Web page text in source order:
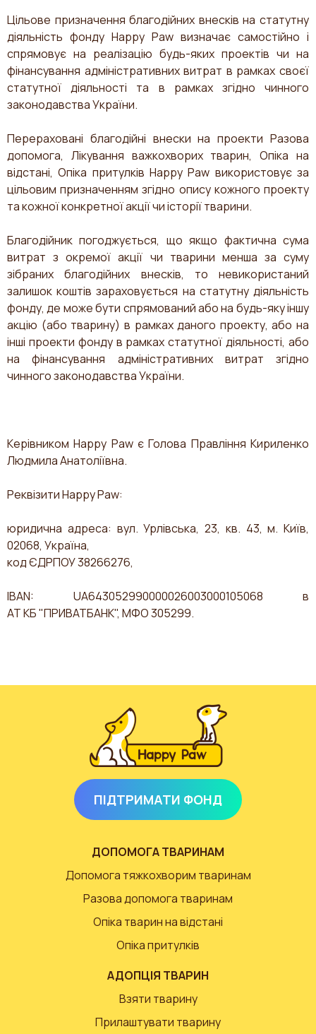
Цільове призначення благодійних внесків на статутну
діяльність фонду Happy Paw визначає самостійно і
спрямовує на реалізацію будь-яких проектів чи на
фінансування адміністративних витрат в рамках своєї
статутної діяльності та в рамках згідно чинного
законодавства України.
Перераховані благодійні внески на проекти Разова
допомога, Лікування важкохворих тварин, Опіка на
відстані, Опіка притулків Happy Paw використовує за
цільовим призначенням згідно опису кожного проекту
та кожної конкретної акції чи історії тварини.
Благодійник погоджується, що якщо фактична сума
витрат з окремої акції чи тварини менша за суму
зібраних благодійних внесків, то невикористаний
залишок коштів зараховується на статутну діяльність
фонду, де може бути спрямований або на будь-яку іншу
акцію (або тварину) в рамках даного проекту, або на
інші проекти фонду в рамках статутної діяльності, або
на фінансування адміністративних витрат згідно
чинного законодавства України.
Керівником Happy Paw є Голова Правління Кириленко
Людмила Анатоліївна.
Реквізити Happy Paw:
юридична адреса: вул. Урлівська, 23, кв. 43, м. Київ,
02068, Україна,
код ЄДРПОУ 38266276,
IBAN: UA643052990000026003000105068 в
АТ КБ "ПРИВАТБАНК", МФО 305299.
ПІДТРИМАТИ ФОНД
ДОПОМОГА ТВАРИНАМ
Допомога тяжкохворим тваринам
Разова допомога тваринам
Опіка тварин на відстані
Опіка притулків
АДОПЦІЯ ТВАРИН
Взяти тварину
Прилаштувати тварину